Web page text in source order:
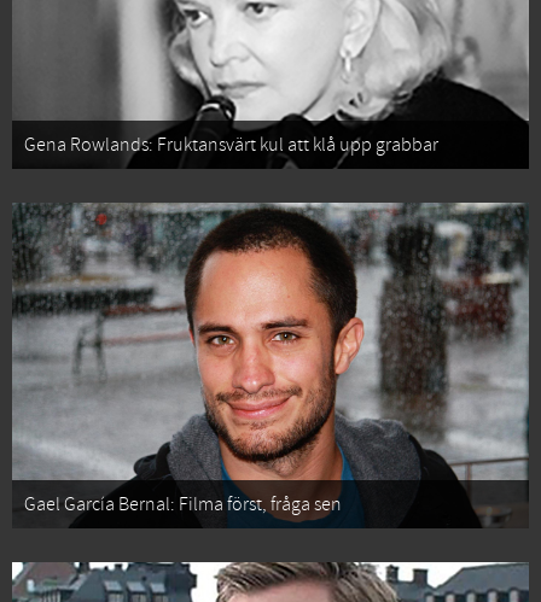
Gena Rowlands: Fruktansvärt kul att klå upp grabbar
Gael García Bernal: Filma först, fråga sen